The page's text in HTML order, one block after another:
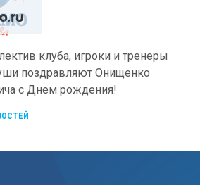
клуба, игроки и тренеры
поздравляют Онищенко
с Днем рождения!